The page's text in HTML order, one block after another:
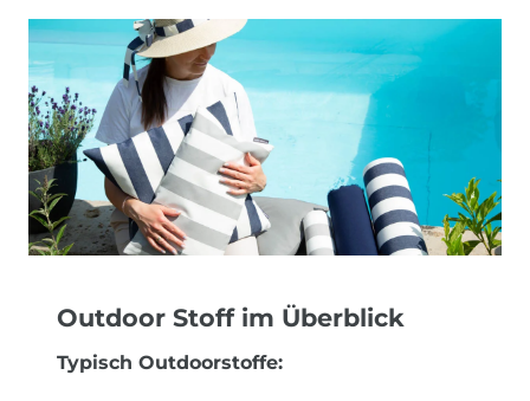
Outdoor Stoff im Überblick
Typisch Outdoorstoffe: